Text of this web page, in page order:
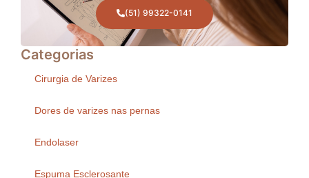
(51) 99322-0141
Categorias
Cirurgia de Varizes
Dores de varizes nas pernas
Endolaser
Espuma Esclerosante